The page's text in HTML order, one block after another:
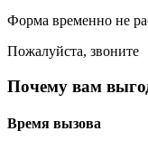
Форма временно не
Пожалуйста, звоните
Почему вам
Время вызова